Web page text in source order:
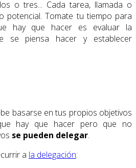
o tres... Cada tarea, llamada o
potencial. Tomate tu tiempo para
hay que hacer es evaluar la
se piensa hacer y establecer
basarse en tus propios objetivos
hay que hacer pero que no
se pueden delegar.
a la delegación: